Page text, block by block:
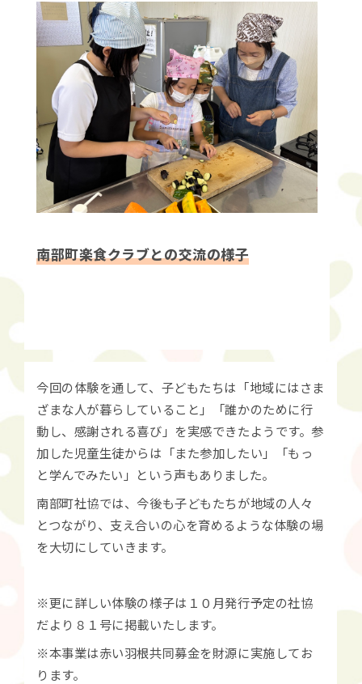
南部町楽食クラブとの交流の様子
今回の体験を通して、子どもたちは「地域にはさま
ざまな人が暮らしていること」「誰かのために行
動し、感謝される喜び」を実感できたようです。参
加した児童生徒からは「また参加したい」「もっ
と学んでみたい」という声もありました。
南部町社協では、今後も子どもたちが地域の人々
とつながり、支え合いの心を育めるような体験の場
を大切にしていきます。
※更に詳しい体験の様子は１０月発行予定の社協
だより８１号に掲載いたします。
※本事業は赤い羽根共同募金を財源に実施してお
ります。